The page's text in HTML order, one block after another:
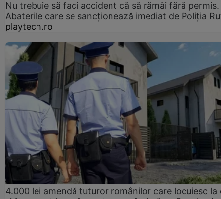
Nu trebuie să faci accident că să rămâi fără permis.
Abaterile care se sancționează imediat de Poliţia
playtech.ro
4.000 lei amendă tuturor românilor care locuiesc la